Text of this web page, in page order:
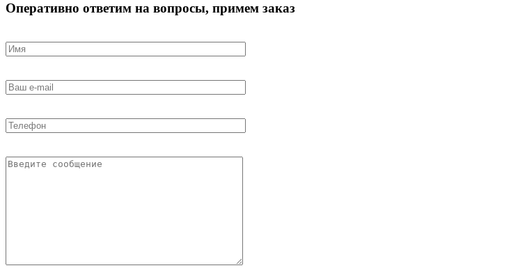
Оперативно ответим на вопросы, примем заказ